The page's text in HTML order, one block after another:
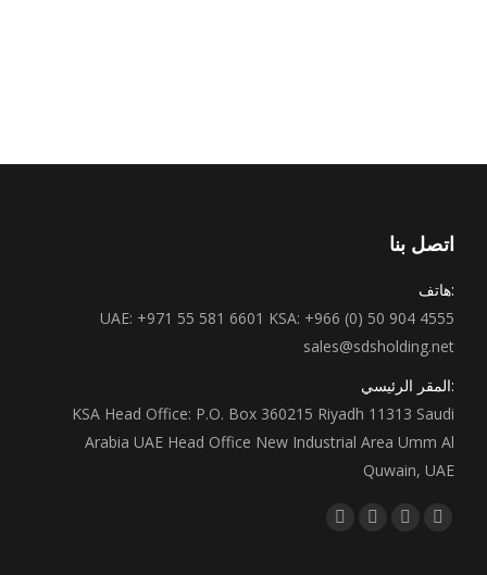
اتصل بنا
:هاتف
UAE: +971 55 581 6601 KSA: +966 (0) 50 904 4555
sales@sdsholding.net
:المقر الرئيسي
KSA Head Office: P.O. Box 360215 Riyadh 11313 Saudi
Arabia UAE Head Office New Industrial Area Umm Al
Quwain, UAE
Find us on: